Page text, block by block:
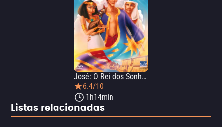
José: O Rei dos Sonhos
6.4/10
1h14min
Listas relacionadas